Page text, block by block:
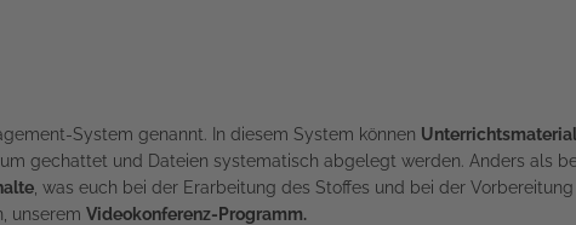
System genannt. In diesem System können
gechattet und Dateien systematisch abgelegt werden. Anders als
, was euch bei der Erarbeitung des Stoffes und bei der
unserem Videokonferenz-Programm.